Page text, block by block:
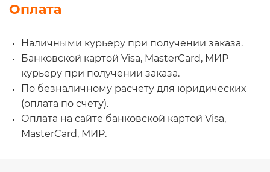
Оплата
Наличными курьеру при получении заказа.
Банковской картой Visa, MasterCard, МИР
курьеру при получении заказа.
По безналичному расчету для юридических
(оплата по счету).
Оплата на сайте банковской картой Visa,
MasterCard, МИР.